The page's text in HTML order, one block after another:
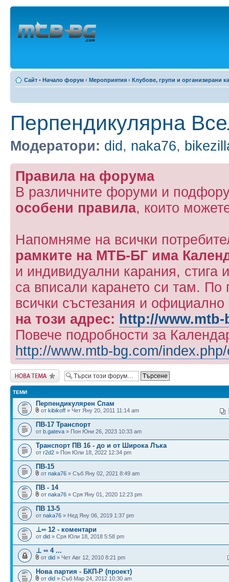
Сайт • Начало форум ‹ Мероприятия ‹ Клубове, групи и организирани
Перпендикулярна
Модератори: did , naka76,
Правила на форума
В различните форуми и
особени правила, които
Напомняме на всички
рамките на МТБ-БГ има
и индивидуални карания, стига
са вписали карането си там.
всички състезания и
на този адрес: http://
Повече подробности за
http://www.mtb-bg.com/
Публикувай нова
тема
ТЕМИ
Перпендикулярен Спам
от kibikoff » Чет Яну 20, 2011 11:14 am
ПВ-17 Транспорт
от b.gateva » Пон Юни 26, 2023 10:33 am
Транспорт ПВ 16 - до и от Широка Лъка
от r2d2 » Пон Юли 18, 2022 12:34 pm
ПВ-15
от naka76 » Съб Яну 02, 2021 8:49 am
ПВ - 14
от naka76 » Сря Яну 01, 2020 12:23 pm
ПВ 13-5
от naka76 » Нед Яну 06, 2019 1:37 pm
⊥∞ 12 - коментари
от did » Сря Юли 18, 2018 5:58 pm
⊥ ∞ 4 ...
от did » Чет Авг 12, 2010 8:21 pm
Нова партия - БКП-Р (проект)
от did » Съб Мар 24, 2012 10:30 am